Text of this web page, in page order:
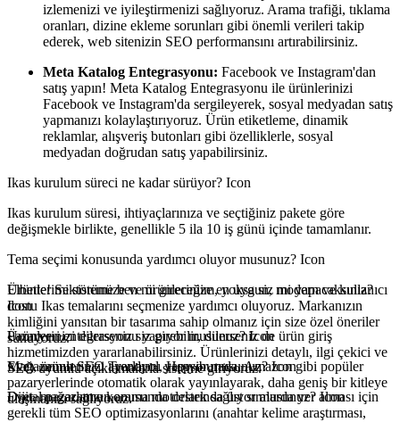
izlemenizi ve iyileştirmenizi sağlıyoruz. Arama trafiği, tıklama
oranları, dizine ekleme sorunları gibi önemli verileri takip
ederek, web sitenizin SEO performansını artırabilirsiniz.
Meta Katalog Entegrasyonu: Facebook ve Instagram'dan
satış yapın! Meta Katalog Entegrasyonu ile ürünlerinizi
Facebook ve Instagram'da sergileyerek, sosyal medyadan satış
yapmanızı kolaylaştırıyoruz. Ürün etiketleme, dinamik
reklamlar, alışveriş butonları gibi özelliklerle, sosyal
medyadan doğrudan satış yapabilirsiniz.
Ikas kurulum süreci ne kadar sürüyor? Icon
Ikas kurulum süresi, ihtiyaçlarınıza ve seçtiğiniz pakete göre
değişmekle birlikte, genellikle 5 ila 10 iş günü içinde tamamlanır.
Tema seçimi konusunda yardımcı oluyor musunuz? Icon
Elbette! Sektörünüze ve ürünlerinize en uygun, modern ve kullanıcı
dostu Ikas temalarını seçmenize yardımcı oluyoruz. Markanızın
kimliğini yansıtan bir tasarıma sahip olmanız için size özel öneriler
sunuyoruz.
Ürünlerimi sisteme ben mi gireceğim, yoksa siz mi yapacaksınız?
Icon
Ürünlerinizi dilerseniz siz girebilir, dilerseniz de ürün giriş
hizmetimizden yararlanabilirsiniz. Ürünlerinizi detaylı, ilgi çekici ve
SEO uyumlu açıklamalarla sisteme giriyoruz.
Pazaryeri entegrasyonu yapıyor musunuz?Icon
Evet, ürünlerinizi Trendyol, Hepsiburada, Amazon gibi popüler
pazaryerlerinde otomatik olarak yayınlayarak, daha geniş bir kitleye
ulaşmanızı sağlıyoruz.
Mağazamın SEO ayarlarını yapıyor musunuz?Icon
Evet, mağazanızın arama motorlarında üst sıralarda yer alması için
gerekli tüm SEO optimizasyonlarını (anahtar kelime araştırması,
Dijital pazarlama konusunda destek sağlıyor musunuz?Icon